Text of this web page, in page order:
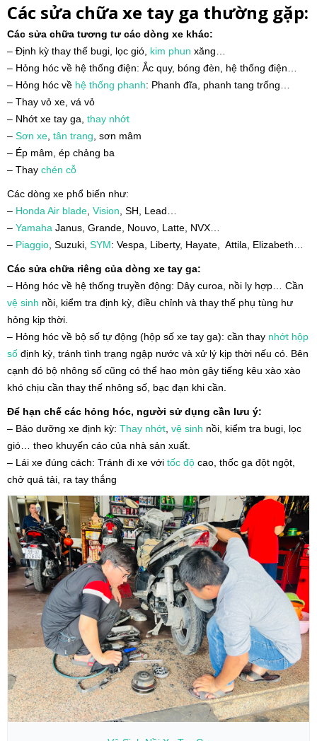
Các sửa chữa xe tay ga thường gặp:
Các sửa chữa tương tư các dòng xe khác:
– Định kỳ thay thế bugi, lọc gió, kim phun xăng…
– Hỏng hóc về hệ thống điện: Ắc quy, bóng đèn, hệ thống điện…
– Hỏng hóc về hệ thống phanh: Phanh đĩa, phanh tang trống…
– Thay vỏ xe, vá vỏ
– Nhớt xe tay ga, thay nhớt
– Sơn xe, tân trang, sơn mâm
– Ép mâm, ép chảng ba
– Thay chén cỗ
Các dòng xe phổ biến như:
– HondaAir blade, Vision, SH, Lead…
– Yamaha Janus, Grande, Nouvo, Latte, NVX…
– Piaggio, Suzuki, SYM: Vespa, Liberty, Hayate, Attila, Elizabeth…
Các sửa chữa riêng của dòng xe tay ga:
– Hỏng hóc về hệ thống truyền động: Dây curoa, nồi ly hợp… Cần
vệ sinh nồi, kiểm tra định kỳ, điều chỉnh và thay thế phụ tùng hư
hỏng kịp thời.
– Hỏng hóc về bộ số tự động (hộp số xe tay ga): cần thay nhớt hộp
số định kỳ, tránh tình trạng ngập nước và xử lý kịp thời nếu có. Bên
cạnh đó bộ nhông số cũng có thể hao mòn gây tiếng kêu xào xào
khó chịu cần thay thế nhông số, bạc đạn khi cần.
Để hạn chế các hỏng hóc, người sử dụng cần lưu ý:
– Bảo dưỡng xe định kỳ: Thay nhớt, vệ sinh nồi, kiểm tra bugi, lọc
gió… theo khuyến cáo của nhà sản xuất.
– Lái xe đúng cách: Tránh đi xe với tốc độ cao, thốc ga đột ngột,
chở quá tải, ra tay thắng